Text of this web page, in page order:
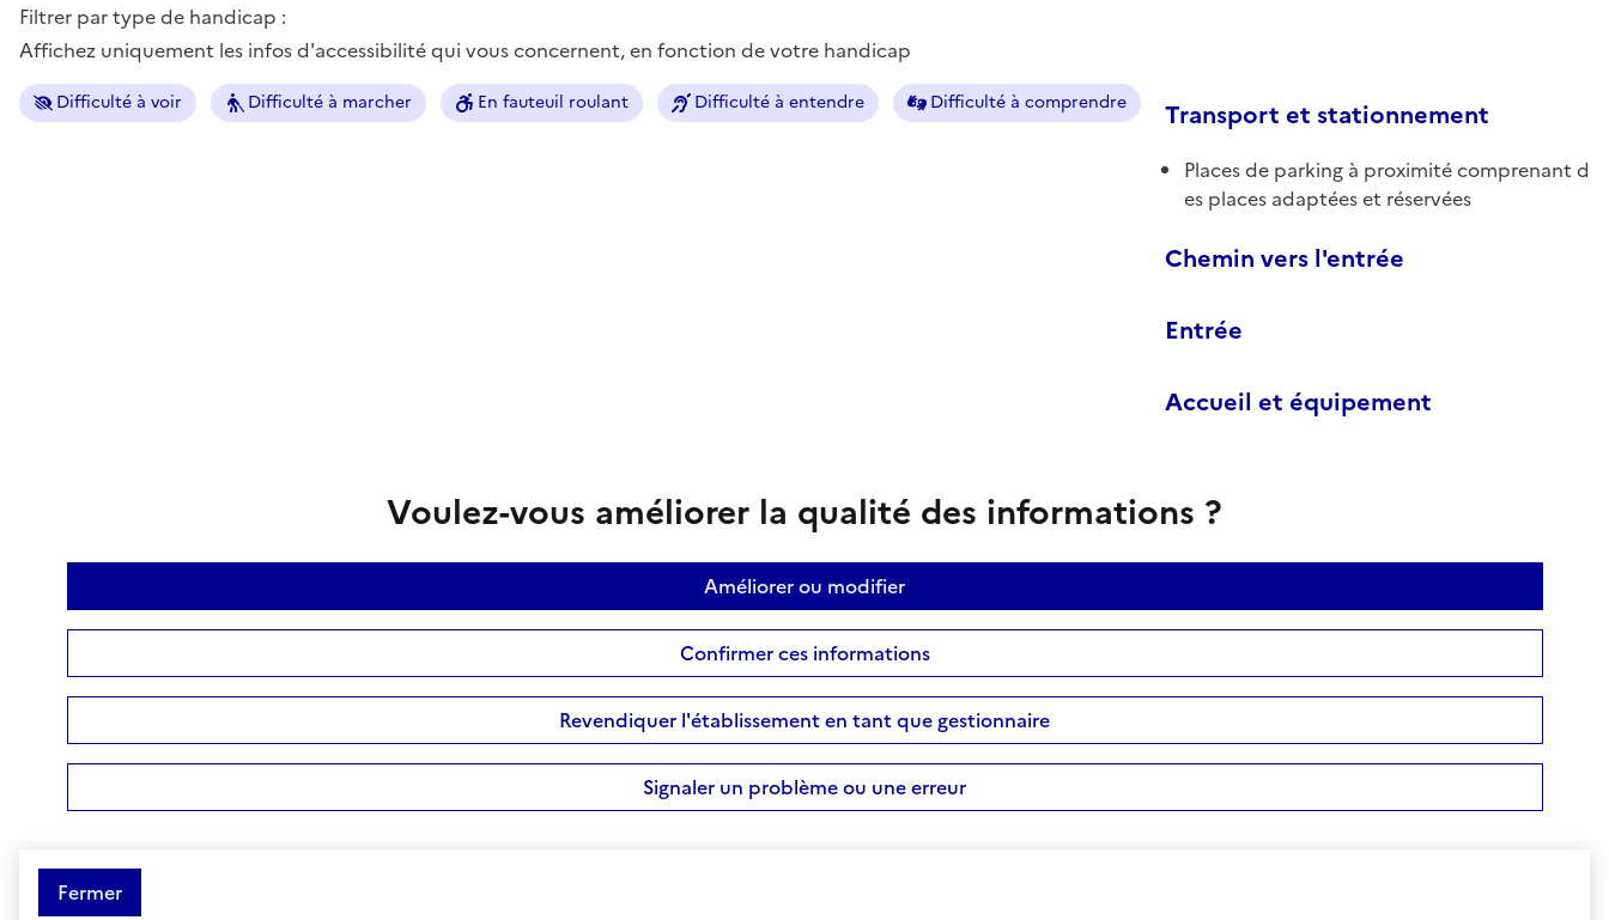
Filtrer par type de handicap :
Affichez uniquement les infos d'accessibilité qui vous concernent, en fonction de votre handicap
Difficulté à voir Difficulté à marcher En fauteuil roulant Difficulté à entendre Difficulté à comprendre Transport et stationnement
Places de parking à proximité comprenant d
es places adaptées et réservées
Chemin vers l'entrée
Entrée
Accueil et équipement
Voulez-vous améliorer la qualité des informations ?
Améliorer ou modifier
Confirmer ces informations
Revendiquer l'établissement en tant que gestionnaire
Signaler un problème ou une erreur
Fermer